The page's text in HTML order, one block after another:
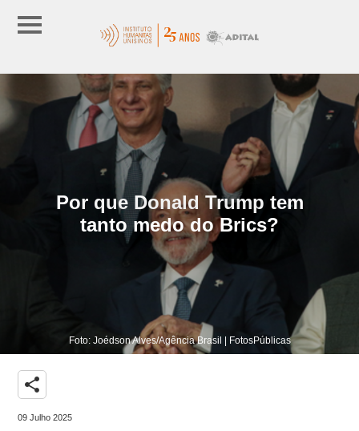
Por que Donald Trump tem
tanto medo do Brics?
Foto: Joédson Alves/Agência Brasil | FotosPúblicas
share
09 Julho 2025